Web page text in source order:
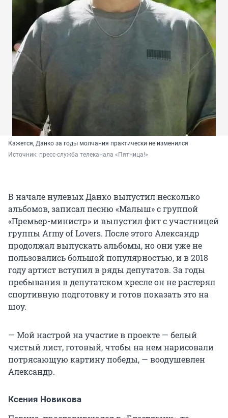
Кажется, Данко за годы молчания практически не изменился
Источник: пресс-служба телеканала «Пятница!»
В начале нулевых Данко выпустил несколько
альбомов, записал песню «Малыш» с группой
«Премьер-министр» и выпустил фит с участницей
группы Army of Lovers. После этого Александр
продолжал выпускать альбомы, но они уже не
пользовались большой популярностью, и в 2018
году артист вступил в ряды депутатов. За годы
пребывания в депутатском кресле он не растерял
спортивную подготовку и готов показать это на
шоу.
— Мой настрой на участие в проекте — белый
чистый лист, готовый, чтобы на нем нарисовали
потрясающую картину победы, — воодушевлен
Александр.
Ксения Новикова